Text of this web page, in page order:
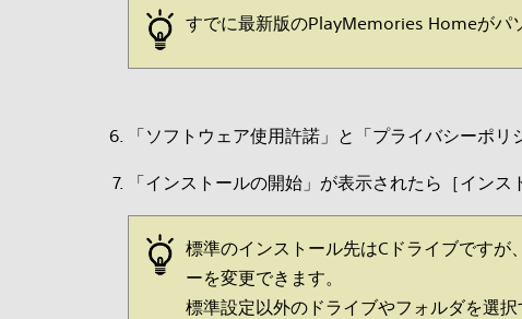
すでに最新版のPlayMemories Homeがパ
「ソフトウェア使用許諾」と「プライバシーポ
「インストールの開始」が表示されたら［イン
標準のインストール先はCドライブです
ーを変更できます。
標準設定以外のドライブやフォルダを選